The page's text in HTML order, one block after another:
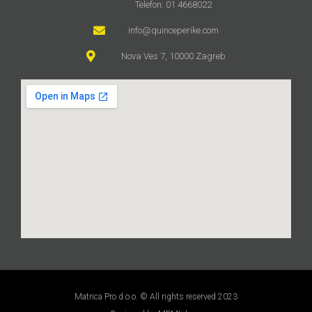
Telefon: 01 4668022
info@quinceperike.com
Nova Ves 7, 10000 Zagreb
Matrica Pro d.o.o. © All rights reserved 2023